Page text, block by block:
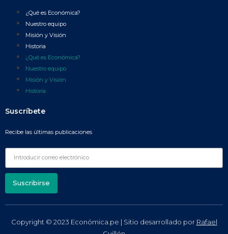
¿Qué es Económica?
Nuestro equipo
Misión y Visión
Historia
¿Qué es Económica?
Nuestro equipo
Misión y Visión
Historia
Suscríbete
Recibe las últimas publicaciones
Suscribirse
Copyright © 2023 Económica.pe | Sitio desarrollado por Rafael